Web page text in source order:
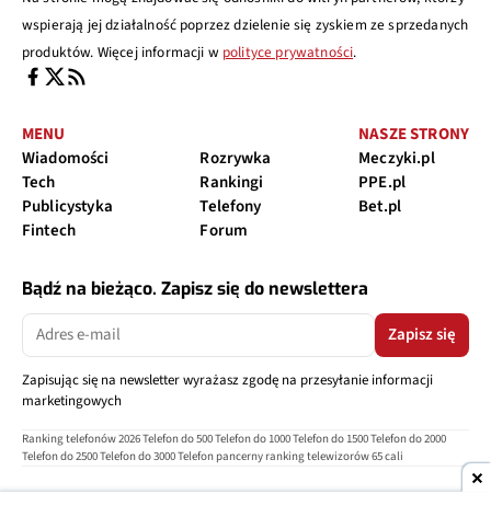
wspierają jej działalność poprzez dzielenie się zyskiem ze sprzedanych
produktów. Więcej informacji w polityce prywatności.
MENU
Wiadomości
Tech
Publicystyka
Fintech
Rozrywka
Rankingi
Telefony
Forum
NASZE STRONY
Meczyki.pl
PPE.pl
Bet.pl
Bądź na bieżąco. Zapisz się do newslettera
Zapisz się
Zapisując się na newsletter wyrażasz zgodę na przesyłanie informacji
marketingowych
Ranking telefonów 2026Telefon do 500Telefon do 1000Telefon do 1500Telefon do 2000
Telefon do 2500Telefon do 3000Telefon pancerny ranking telewizorów 65 cali